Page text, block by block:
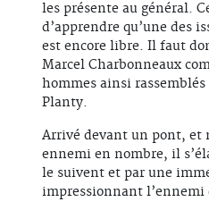
les présente au général.
d’apprendre qu’une des
est encore libre. Il faut
Marcel Charbonneaux
hommes ainsi
Planty.
Arrivé devant un pont, et
ennemi en nombre, il
le suivent et par une
impressionnant